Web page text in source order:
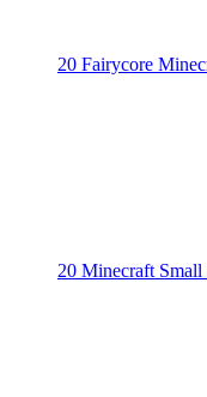
20 Fairycore
20 Minecraft